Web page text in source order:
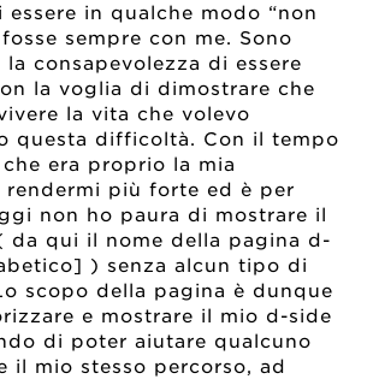
essere in qualche modo “non
sempre con me. Sono
consapevolezza di essere
la voglia di dimostrare che
la vita che volevo
questa difficoltà. Con il tempo
era proprio la mia
rendermi più forte ed è per
non ho paura di mostrare il
da qui il nome della pagina d-
) senza alcun tipo di
scopo della pagina è dunque
e mostrare il mio d-side
di poter aiutare qualcuno
il mio stesso percorso, ad